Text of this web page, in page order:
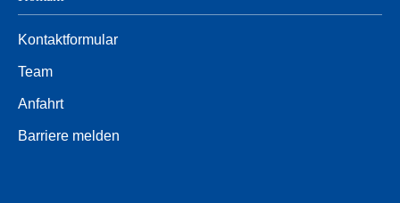
Kontaktformular
Team
Anfahrt
Barriere melden